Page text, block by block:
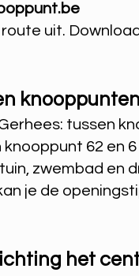
uit.
tussen
knooppunt 62 en 6
zwembad en
je de
het